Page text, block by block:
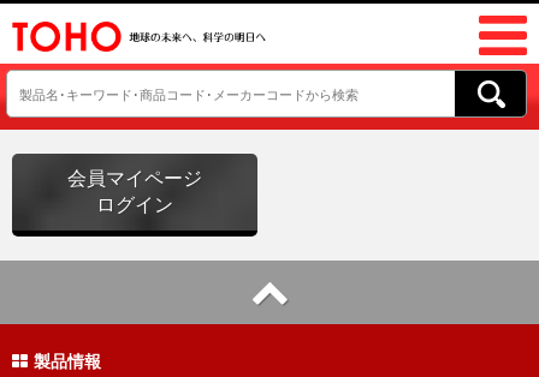
会員マイページ
ログイン
製品情報